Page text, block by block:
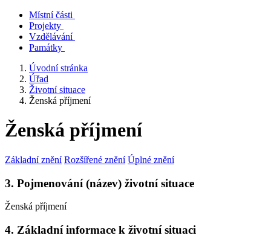
Místní části
Projekty
Vzdělávání
Památky
Úvodní stránka
Úřad
Životní situace
Ženská příjmení
Ženská příjmení
Základní znění Rozšířené znění Úplné znění
3. Pojmenování (název) životní situace
Ženská příjmení
4. Základní informace k životní situaci